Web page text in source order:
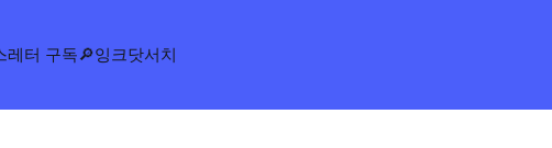
레터 구독🔎잉크닷서치